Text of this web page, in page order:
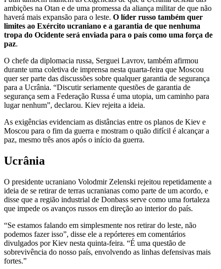
ambições na Otan e de uma promessa da aliança militar de que não
haverá mais expansão para o leste. O líder russo também quer
limites ao Exército ucraniano e a garantia de que nenhuma
tropa do Ocidente será enviada para o país como uma força de
paz.
O chefe da diplomacia russa, Serguei Lavrov, também afirmou
durante uma coletiva de imprensa nesta quarta-feira que Moscou
quer ser parte das discussões sobre qualquer garantia de segurança
para a Ucrânia. “Discutir seriamente questões de garantia de
segurança sem a Federação Russa é uma utopia, um caminho para
lugar nenhum”, declarou. Kiev rejeita a ideia.
As exigências evidenciam as distâncias entre os planos de Kiev e
Moscou para o fim da guerra e mostram o quão difícil é alcançar a
paz, mesmo três anos após o início da guerra.
Ucrânia
O presidente ucraniano Volodmir Zelenski rejeitou repetidamente a
ideia de se retirar de terras ucranianas como parte de um acordo, e
disse que a região industrial de Donbass serve como uma fortaleza
que impede os avanços russos em direção ao interior do país.
“Se estamos falando em simplesmente nos retirar do leste, não
podemos fazer isso”, disse ele a repórteres em comentários
divulgados por Kiev nesta quinta-feira. “É uma questão de
sobrevivência do nosso país, envolvendo as linhas defensivas mais
fortes.”